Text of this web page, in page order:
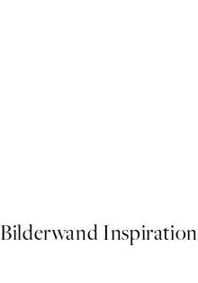
Bilderwand Inspiration